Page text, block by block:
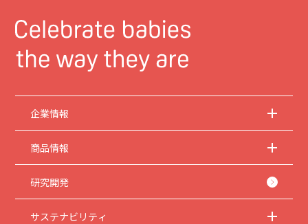
企業情報
商品情報
研究開発
サステナビリティ